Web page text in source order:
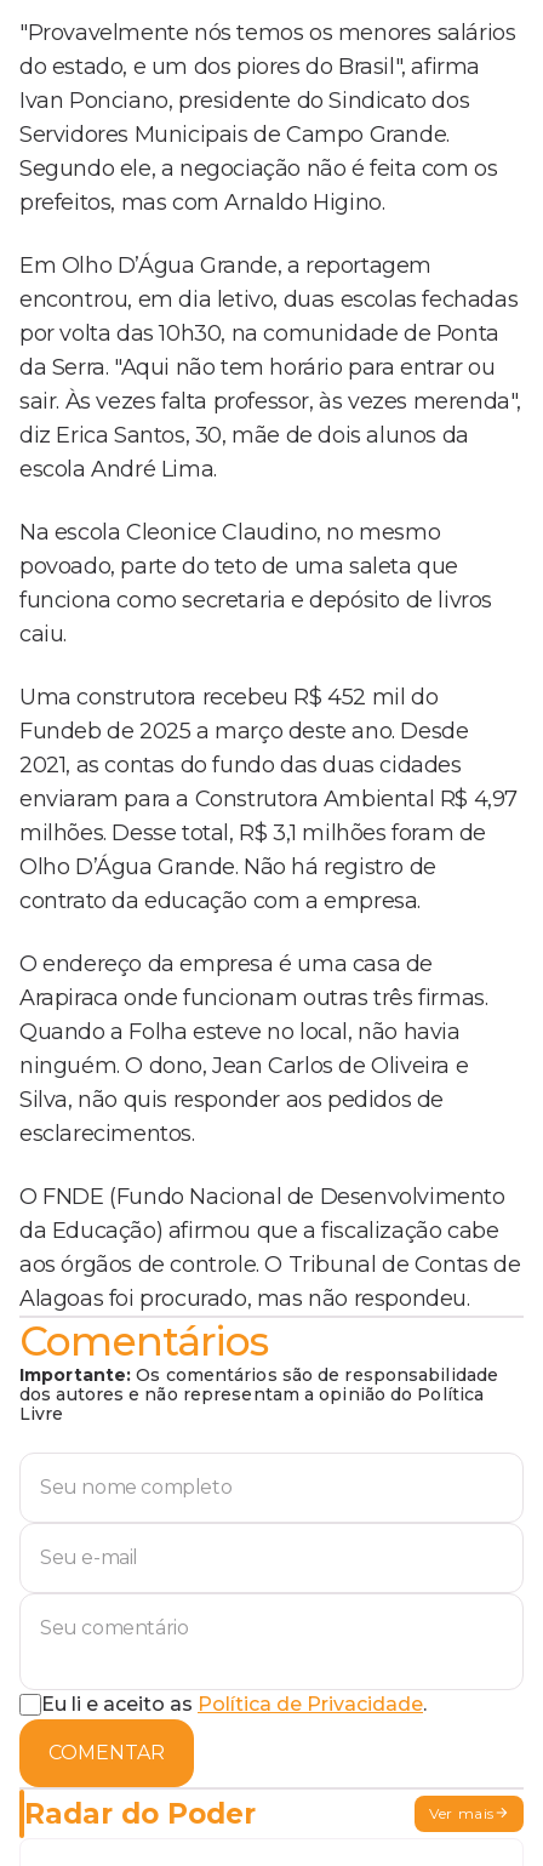
"Provavelmente nós temos os menores salários
do estado, e um dos piores do Brasil", afirma
Ivan Ponciano, presidente do Sindicato dos
Servidores Municipais de Campo Grande.
Segundo ele, a negociação não é feita com os
prefeitos, mas com Arnaldo Higino.
Em Olho D’Água Grande, a reportagem
encontrou, em dia letivo, duas escolas fechadas
por volta das 10h30, na comunidade de Ponta
da Serra. "Aqui não tem horário para entrar ou
sair. Às vezes falta professor, às vezes merenda",
diz Erica Santos, 30, mãe de dois alunos da
escola André Lima.
Na escola Cleonice Claudino, no mesmo
povoado, parte do teto de uma saleta que
funciona como secretaria e depósito de livros
caiu.
Uma construtora recebeu R$ 452 mil do
Fundeb de 2025 a março deste ano. Desde
2021, as contas do fundo das duas cidades
enviaram para a Construtora Ambiental R$ 4,97
milhões. Desse total, R$ 3,1 milhões foram de
Olho D’Água Grande. Não há registro de
contrato da educação com a empresa.
O endereço da empresa é uma casa de
Arapiraca onde funcionam outras três firmas.
Quando a Folha esteve no local, não havia
ninguém. O dono, Jean Carlos de Oliveira e
Silva, não quis responder aos pedidos de
esclarecimentos.
O FNDE (Fundo Nacional de Desenvolvimento
da Educação) afirmou que a fiscalização cabe
aos órgãos de controle. O Tribunal de Contas de
Alagoas foi procurado, mas não respondeu.
Comentários
Importante: Os comentários são de responsabilidade
dos autores e não representam a opinião do Política
Livre
Eu li e aceito as Política de Privacidade.
COMENTAR
Radar do Poder Ver mais